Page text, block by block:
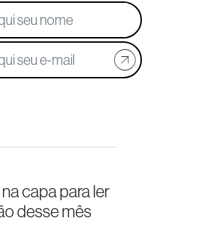
capa para ler
desse mês